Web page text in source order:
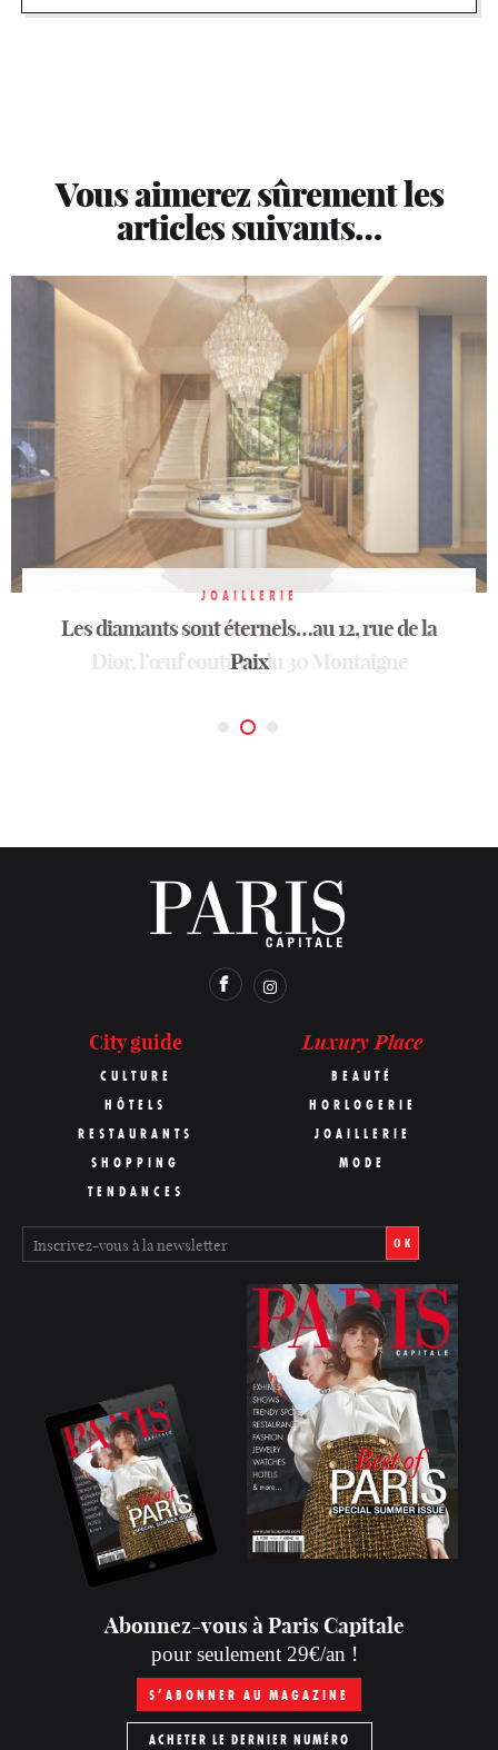
Vous aimerez sûrement les
articles suivants…
PÂQUES
Dior, l’œuf couture du 30 Montaigne
JOAILLERIE
Les diamants sont éternels…au 12, rue de la
Paix
HORLOGERIE
Heurgon: 160 ans d’esprit Faubourg
City guide
CULTURE
HÔTELS
RESTAURANTS
SHOPPING
TENDANCES
Luxury Place
BEAUTÉ
HORLOGERIE
JOAILLERIE
MODE
OK
Abonnez-vous à Paris Capitale
pour seulement 29€/an !
S’ABONNER AU MAGAZINE
ACHETER LE DERNIER NUMÉRO